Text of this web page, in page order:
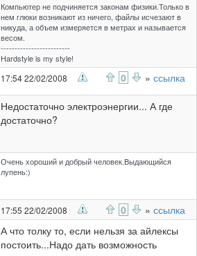
Компьютер не подчиняется законам физики.Только в
нем глюки возникают из ничего, файлы исчезают в
никуда, а объем измеряется в метрах и называется
весом.
-------------------------
Hardstyle is my style!
17:54 22/02/2008 0 » ссылка
Недостаточно электроэнергии... А где
достаточно?
Очень хороший и добрый человек.Выдающийся
лупень:)
17:55 22/02/2008 0 » ссылка
А что толку то, если нельзя за айлексы
постоить...Надо дать возможность